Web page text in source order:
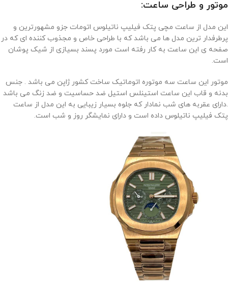
موتور و طراحی ساعت:
این مدل از ساعت مچی پتک فیلیپ ناتیلوس اتومات جزو مشهورترین و
پرطرفدار ترین مدل ها می باشد که با طراحی خاص و مجذوب کننده ای که در
صفحه ی این ساعت به کار رفته است مورد پسند بسیازی از شیک پوشان
است.
موتور این ساعت سه موتوره اتوماتیک ساخت کشور ژاپن می باشد . جنس
بدنه و قاب این ساعت استینلس استیل ضد حساسیت و ضد زنگ می باشد
.دارای عقربه های شب نمادار که جلوه بسیار زیبایی به این مدل از ساعت
پتک فیلیپ ناتیلوس داده است و دارای نمایشگر روز و شب است.